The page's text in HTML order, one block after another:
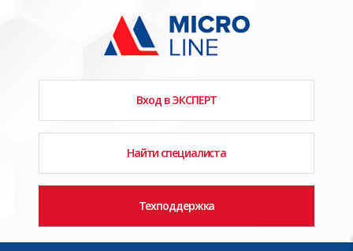
Вход в ЭКСПЕРТ
Найти специалиста
Техподдержка